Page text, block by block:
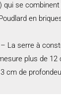
qui se
en
La serre à
plus de 12
cm de